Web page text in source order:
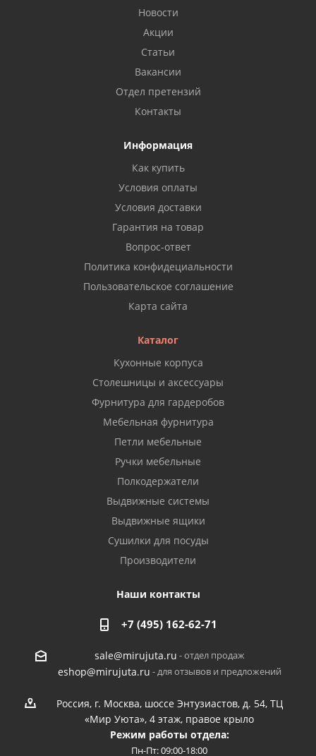
Новости
Акции
Статьи
Вакансии
Отдел претензий
Контакты
Информация
Как купить
Условия оплаты
Условия доставки
Гарантия на товар
Вопрос-ответ
Политика конфидециальности
Пользовательское соглашение
Карта сайта
Каталог
Кухонные корпуса
Столешницы и аксессуары
Фурнитура для гардеробов
Мебельная фурнитура
Петли мебельные
Ручки мебельные
Полкодержатели
Выдвижные системы
Выдвижные ящики
Сушилки для посуды
Производители
Наши контакты
+7 (495) 162-62-71
sale@mirujuta.ru - отдел продаж
eshop@mirujuta.ru - для отзывов и предложений
Россия, г. Москва, шоссе Энтузиастов, д. 54, ТЦ
«Мир Уюта», 4 этаж, правое крыло
Режим работы отдела:
Пн-Пт: 09:00-18:00